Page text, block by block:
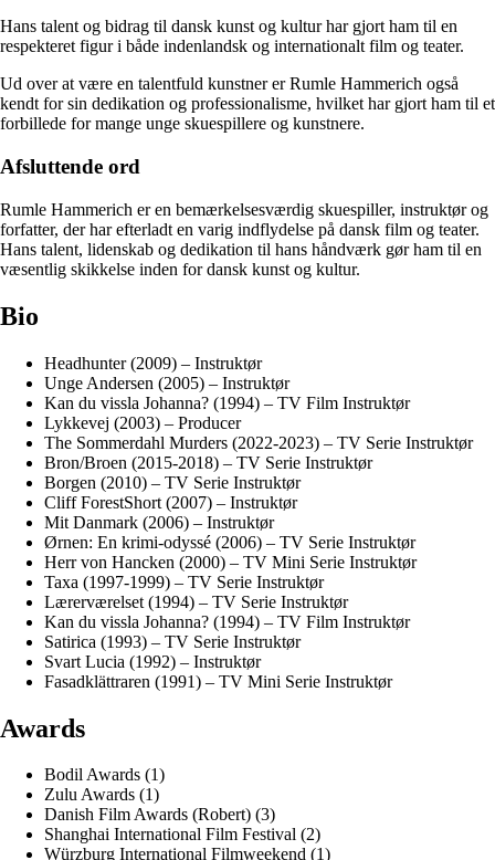
Hans talent og bidrag til dansk kunst og kultur har gjort ham til en
respekteret figur i både indenlandsk og internationalt film og teater.
Ud over at være en talentfuld kunstner er Rumle Hammerich også
kendt for sin dedikation og professionalisme, hvilket har gjort ham til et
forbillede for mange unge skuespillere og kunstnere.
Afsluttende ord
Rumle Hammerich er en bemærkelsesværdig skuespiller, instruktør og
forfatter, der har efterladt en varig indflydelse på dansk film og teater.
Hans talent, lidenskab og dedikation til hans håndværk gør ham til en
væsentlig skikkelse inden for dansk kunst og kultur.
Bio
Headhunter (2009) – Instruktør
Unge Andersen (2005) – Instruktør
Kan du vissla Johanna? (1994) – TV Film Instruktør
Lykkevej (2003) – Producer
The Sommerdahl Murders (2022-2023) – TV Serie Instruktør
Bron/Broen (2015-2018) – TV Serie Instruktør
Borgen (2010) – TV Serie Instruktør
Cliff ForestShort (2007) – Instruktør
Mit Danmark (2006) – Instruktør
Ørnen: En krimi-odyssé (2006) – TV Serie Instruktør
Herr von Hancken (2000) – TV Mini Serie Instruktør
Taxa (1997-1999) – TV Serie Instruktør
Lærerværelset (1994) – TV Serie Instruktør
Kan du vissla Johanna? (1994) – TV Film Instruktør
Satirica (1993) – TV Serie Instruktør
Svart Lucia (1992) – Instruktør
Fasadklättraren (1991) – TV Mini Serie Instruktør
Awards
Bodil Awards (1)
Zulu Awards (1)
Danish Film Awards (Robert) (3)
Shanghai International Film Festival (2)
Würzburg International Filmweekend (1)